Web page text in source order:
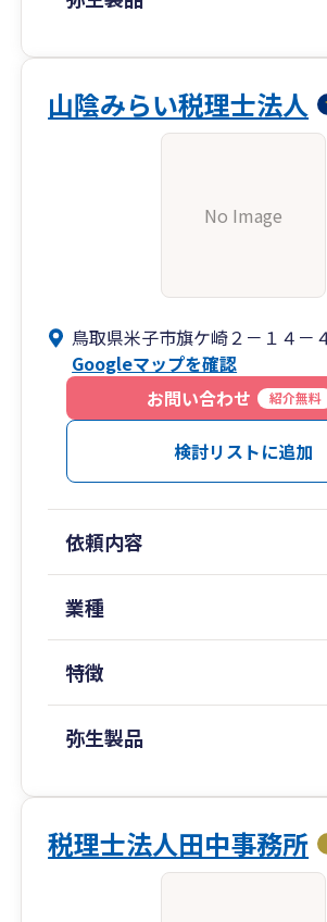
山陰みらい税理士法人
No Image
鳥取県米子市旗ケ崎２－１４－
Googleマップを確認
お問い合わせ
紹介無料
検討リストに追加
依頼内容
業種
特徴
弥生製品
税理士法人田中事務所